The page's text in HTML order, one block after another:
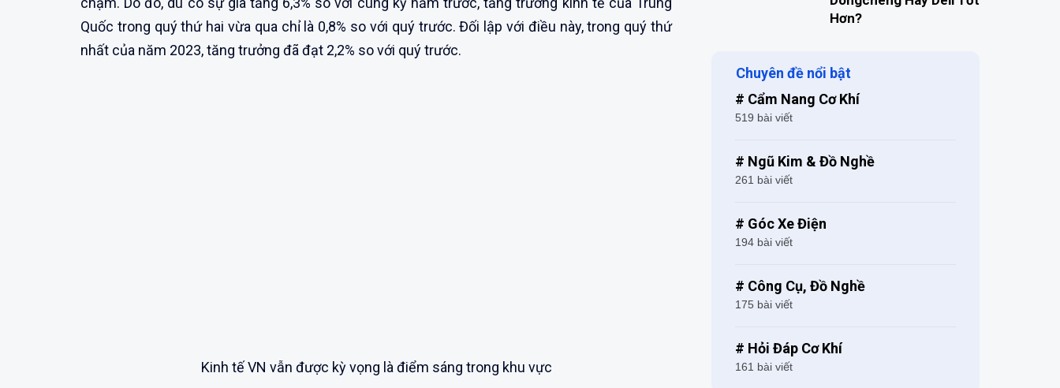
Quốc trong quý thứ hai vừa qua chỉ là 0,8% so với quý trước. Đối lập với điều này, trong quý thứ
nhất của năm 2023, tăng trưởng đã đạt 2,2% so với quý trước.
Kinh tế VN vẫn được kỳ vọng là điểm sáng trong khu vực
Hơn?
Chuyên đề nổi bật
# Cẩm Nang Cơ Khí
519 bài viết
# Ngũ Kim & Đồ Nghề
261 bài viết
# Góc Xe Điện
194 bài viết
# Công Cụ, Đồ Nghề
175 bài viết
# Hỏi Đáp Cơ Khí
161 bài viết